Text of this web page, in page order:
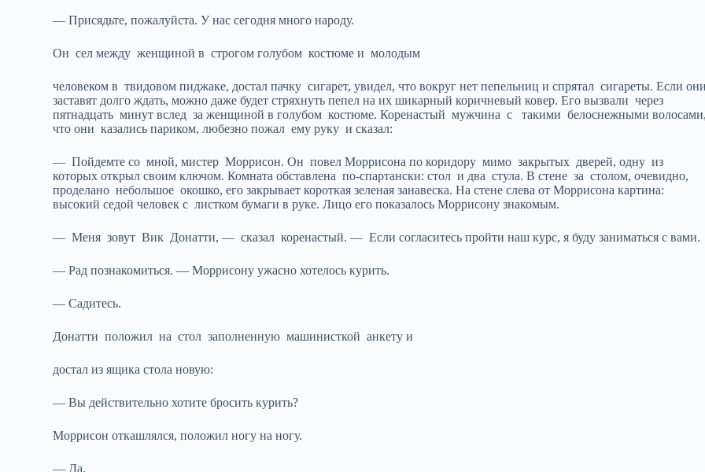
— Присядьте, пожалуйста. У нас сегодня много народу.
Он сел между женщиной в строгом голубом костюме и молодым
человеком в твидовом пиджаке, достал пачку сигарет, увидел, что вокруг нет пепельниц и спрятал сигареты. Если
заставят долго ждать, можно даже будет стряхнуть пепел на их шикарный коричневый ковер. Его вызвали через
пятнадцать минут вслед за женщиной в голубом костюме. Коренастый мужчина с такими белоснежными
что они казались париком, любезно пожал ему руку и сказал:
— Пойдемте со мной, мистер Моррисон. Он повел Моррисона по коридору мимо закрытых дверей, одну из
которых открыл своим ключом. Комната обставлена по-спартански: стол и два стула. В стене за столом, очевидно,
проделано небольшое окошко, его закрывает короткая зеленая занавеска. На стене слева от Моррисона картина:
высокий седой человек с листком бумаги в руке. Лицо его показалось Моррисону знакомым.
— Меня зовут Вик Донатти, — сказал коренастый. — Если согласитесь пройти наш курс, я буду заниматься с вами.
— Рад познакомиться. — Моррисону ужасно хотелось курить.
— Садитесь.
Донатти положил на стол заполненную машинисткой анкету и
достал из ящика стола новую:
— Вы действительно хотите бросить курить?
Моррисон откашлялся, положил ногу на ногу.
— Да.